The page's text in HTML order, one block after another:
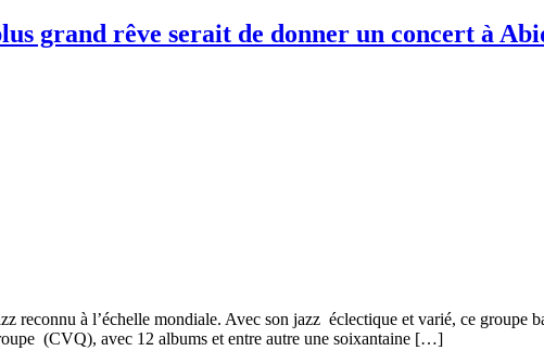
grand rêve serait de donner un concert à
reconnu à l’échelle mondiale. Avec son jazz éclectique et varié, ce groupe
(CVQ), avec 12 albums et entre autre une soixantaine […]